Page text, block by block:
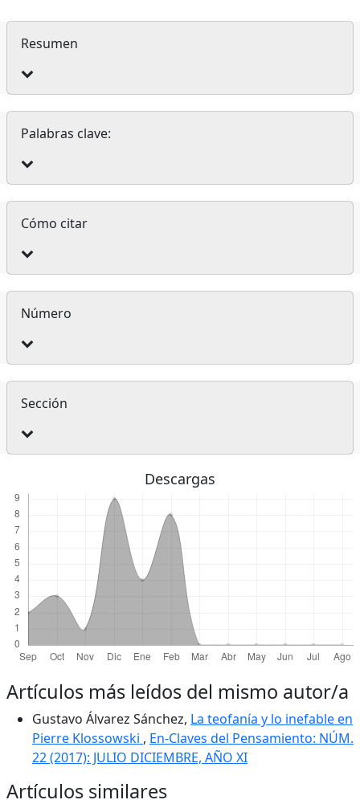
artículo
Resumen
Palabras clave:
Detalles
del
artículo
Cómo citar
Número
Sección
Descargas
Artículos más leídos del mismo autor/a
Gustavo Álvarez Sánchez, La teofanía y lo inefable en
Pierre Klossowski , En-Claves del Pensamiento: NÚM.
22 (2017): JULIO DICIEMBRE, AÑO XI
Artículos similares